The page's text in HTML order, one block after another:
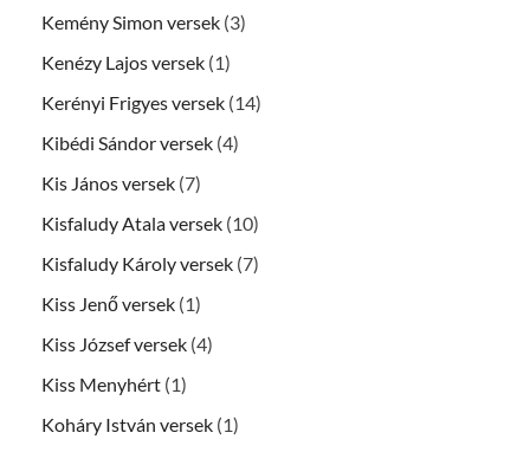
Kemény Simon versek (3)
Kenézy Lajos versek (1)
Kerényi Frigyes versek (14)
Kibédi Sándor versek (4)
Kis János versek (7)
Kisfaludy Atala versek (10)
Kisfaludy Károly versek (7)
Kiss Jenő versek (1)
Kiss József versek (4)
Kiss Menyhért (1)
Koháry István versek (1)